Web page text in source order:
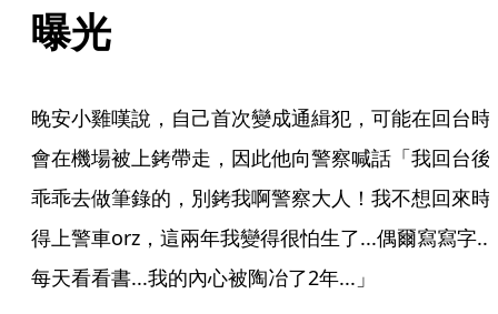
曝光
晚安小雞嘆說，自己首次變成通緝犯，可能在回台時
會在機場被上銬帶走，因此他向警察喊話「我回台後
乖乖去做筆錄的，別銬我啊警察大人！我不想回來時
得上警車orz，這兩年我變得很怕生了...偶爾寫寫字...
每天看看書...我的內心被陶冶了2年...」